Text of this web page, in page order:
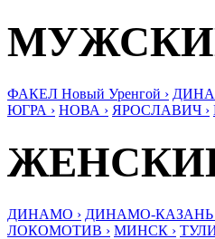
ФАКЕЛ Новый Уренгой ›
ЮГРА › НОВА › ЯРОСЛАВИЧ ›
ДИНАМО › ДИНАМО-КАЗАНЬ
ЛОКОМОТИВ › МИНСК ›